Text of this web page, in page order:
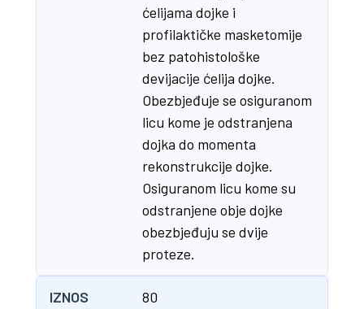
ćelijama dojke i
profilaktičke masketomije
bez patohistološke
devijacije ćelija dojke.
Obezbjeđuje se osiguranom
licu kome je odstranjena
dojka do momenta
rekonstrukcije dojke.
Osiguranom licu kome su
odstranjene obje dojke
obezbjeđuju se dvije
proteze.
IZNOS
80